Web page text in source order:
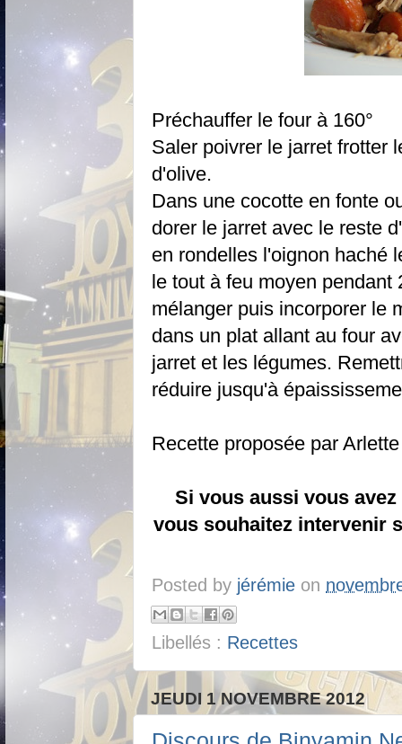
Préchauffer le four à 160°
Saler poivrer le jarret frotter
d'olive.
Dans une cocotte en fonte
dorer le jarret avec le reste
en rondelles l'oignon haché
le tout à feu moyen
mélanger puis incorporer le
dans un plat allant au four
jarret et les légumes.
réduire jusqu'à
Recette proposée par
Si vous aussi vous
vous souhaitez intervenir
Posted by jérémie on
Libellés : Recettes
JEUDI 1 NOVEMBRE 2012